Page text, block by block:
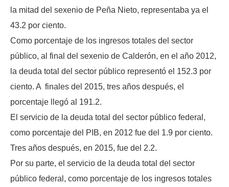
la mitad del sexenio de Peña Nieto, representaba ya el
43.2 por ciento.
Como porcentaje de los ingresos totales del sector
público, al final del sexenio de Calderón, en el año 2012,
la deuda total del sector público representó el 152.3 por
ciento. A finales del 2015, tres años después, el
porcentaje llegó al 191.2.
El servicio de la deuda total del sector público federal,
como porcentaje del PIB, en 2012 fue del 1.9 por ciento.
Tres años después, en 2015, fue del 2.2.
Por su parte, el servicio de la deuda total del sector
público federal, como porcentaje de los ingresos totales